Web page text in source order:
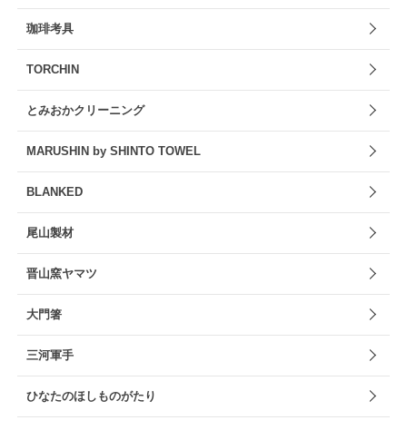
珈琲考具
TORCHIN
とみおかクリーニング
MARUSHIN by SHINTO TOWEL
BLANKED
尾山製材
晋山窯ヤマツ
大門箸
三河軍手
ひなたのほしものがたり